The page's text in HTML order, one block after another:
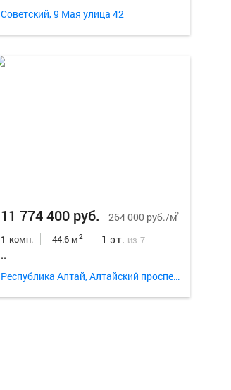
Советский, 9 Мая улица 42
11 774 400 руб. 264 000 руб./м2
1-комн. 44.6 м2 1 эт. из 7
..
Республика Алтай, Алтайский проспект 5